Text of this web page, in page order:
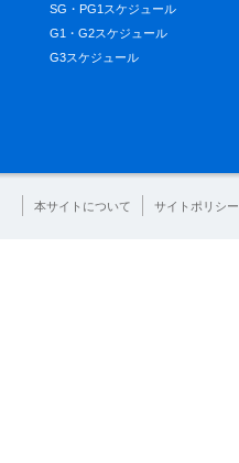
SG・PG1スケジュール
G1・G2スケジュール
G3スケジュール
本サイトについて サイトポリシー